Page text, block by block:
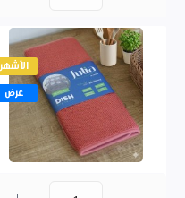
الأشهر
عرض